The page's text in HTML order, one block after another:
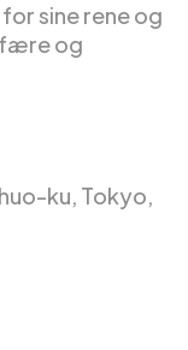
sine rene og
og
ku, Tokyo,